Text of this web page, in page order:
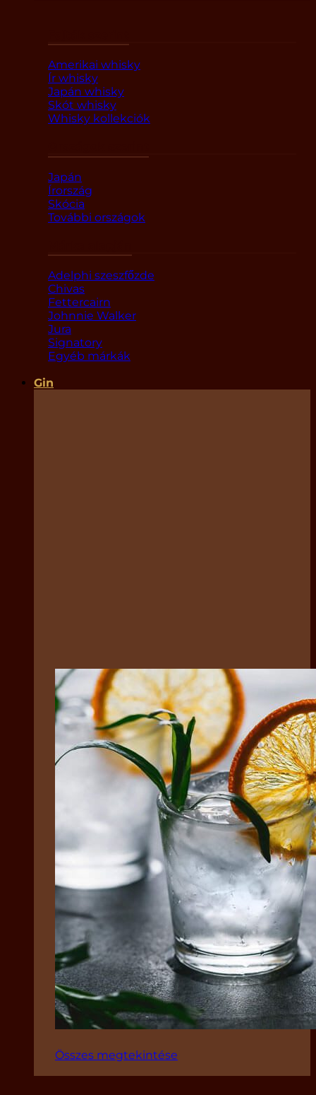
Amerikai whisky
Ír whisky
Japán whisky
Skót whisky
Whisky kollekciók
Japán
Írország
Skócia
További országok
Adelphi szeszfőzde
Chivas
Fettercairn
Johnnie Walker
Jura
Signatory
Egyéb márkák
Gin
Összes megtekintése